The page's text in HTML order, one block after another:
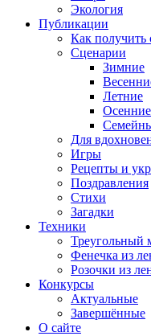
Экология
Публикации
Как получить
Сценарии
Зимние
Летние
Осенние
Для
Игры
Рецепты и
Поздравления
Стихи
Загадки
Техники
Треугольный
Фенечка из
Розочки из
Конкурсы
Актуальные
Завершённые
О сайте